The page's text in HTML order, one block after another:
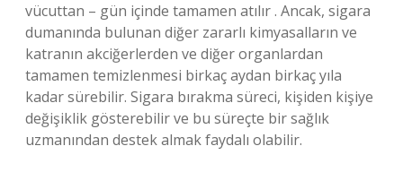
vücuttan – gün içinde tamamen atılır . Ancak, sigara
dumanında bulunan diğer zararlı kimyasalların ve
katranın akciğerlerden ve diğer organlardan
tamamen temizlenmesi birkaç aydan birkaç yıla
kadar sürebilir. Sigara bırakma süreci, kişiden kişiye
değişiklik gösterebilir ve bu süreçte bir sağlık
uzmanından destek almak faydalı olabilir.